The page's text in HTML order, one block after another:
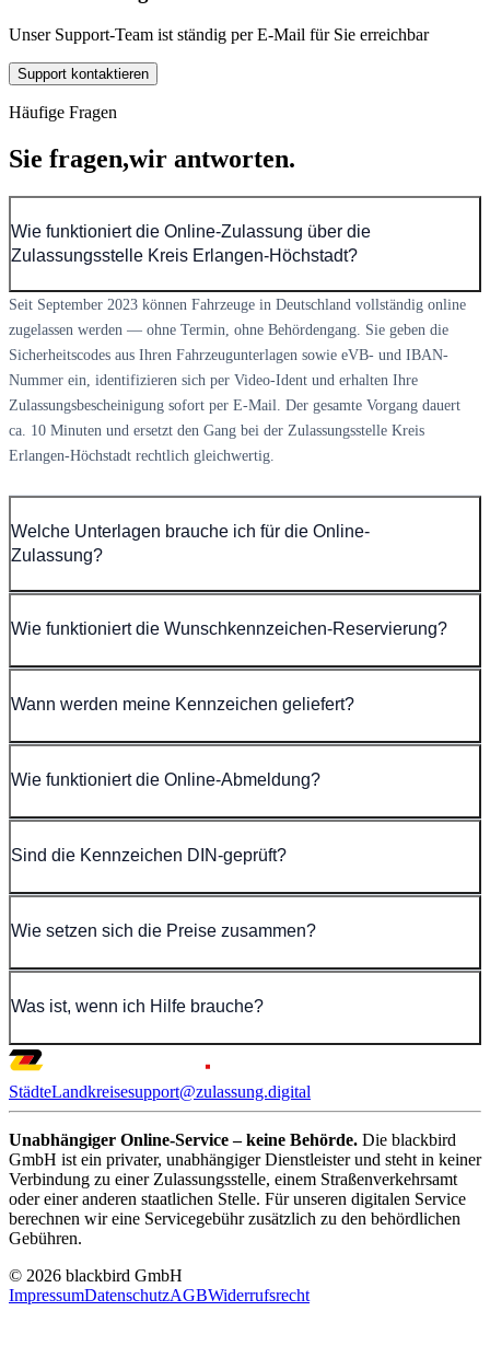
Unser Support-Team ist ständig per E-Mail für Sie erreichbar
Support kontaktieren
Häufige Fragen
Sie fragen,wir antworten.
Wie funktioniert die Online-Zulassung über die
Zulassungsstelle Kreis Erlangen-Höchstadt?
Seit September 2023 können Fahrzeuge in Deutschland vollständig online
zugelassen werden — ohne Termin, ohne Behördengang. Sie geben die
Sicherheitscodes aus Ihren Fahrzeugunterlagen sowie eVB- und IBAN-
Nummer ein, identifizieren sich per Video-Ident und erhalten Ihre
Zulassungsbescheinigung sofort per E-Mail. Der gesamte Vorgang dauert
ca. 10 Minuten und ersetzt den Gang bei der Zulassungsstelle Kreis
Erlangen-Höchstadt rechtlich gleichwertig.
Welche Unterlagen brauche ich für die Online-
Zulassung?
Wie funktioniert die Wunschkennzeichen-Reservierung?
Wann werden meine Kennzeichen geliefert?
Wie funktioniert die Online-Abmeldung?
Sind die Kennzeichen DIN-geprüft?
Wie setzen sich die Preise zusammen?
Was ist, wenn ich Hilfe brauche?
StädteLandkreisesupport@zulassung.digital
Unabhängiger Online-Service – keine Behörde. Die blackbird
GmbH ist ein privater, unabhängiger Dienstleister und steht in keiner
Verbindung zu einer Zulassungsstelle, einem Straßenverkehrsamt
oder einer anderen staatlichen Stelle. Für unseren digitalen Service
berechnen wir eine Servicegebühr zusätzlich zu den behördlichen
Gebühren.
© 2026 blackbird GmbH
ImpressumDatenschutzAGBWiderrufsrecht